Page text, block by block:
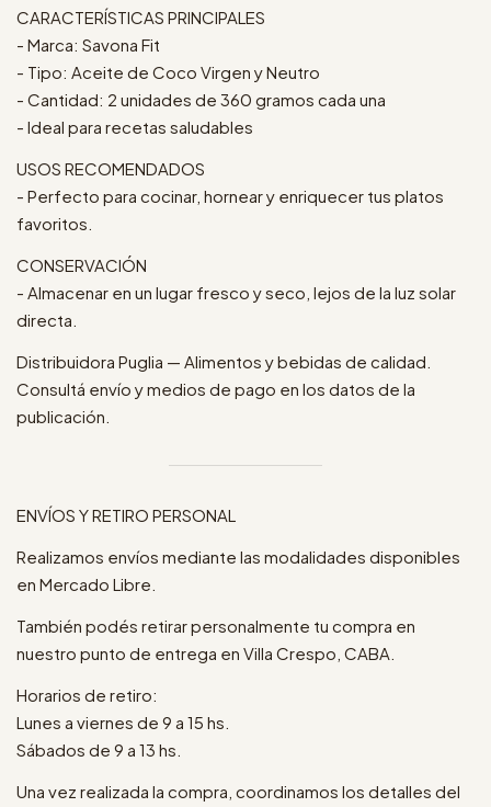
CARACTERÍSTICAS PRINCIPALES
- Marca: Savona Fit
- Tipo: Aceite de Coco Virgen y Neutro
- Cantidad: 2 unidades de 360 gramos cada una
- Ideal para recetas saludables
USOS RECOMENDADOS
- Perfecto para cocinar, hornear y enriquecer tus platos
favoritos.
CONSERVACIÓN
- Almacenar en un lugar fresco y seco, lejos de la luz solar
directa.
Distribuidora Puglia — Alimentos y bebidas de calidad.
Consultá envío y medios de pago en los datos de la
publicación.
ENVÍOS Y RETIRO PERSONAL
Realizamos envíos mediante las modalidades disponibles
en Mercado Libre.
También podés retirar personalmente tu compra en
nuestro punto de entrega en Villa Crespo, CABA.
Horarios de retiro:
Lunes a viernes de 9 a 15 hs.
Sábados de 9 a 13 hs.
Una vez realizada la compra, coordinamos los detalles del